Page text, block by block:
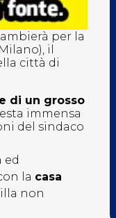
per la
il
città di
di un grosso
immensa
del sindaco
ed
la casa
non